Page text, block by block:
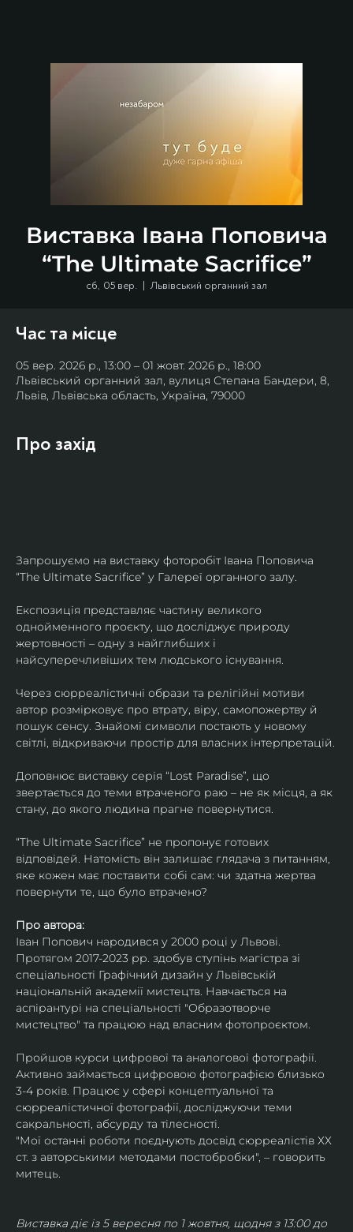
Виставка Івана Поповича
“The Ultimate Sacrifice”
сб, 05 вер.
  |
Львівський органний зал
Час та місце
05 вер. 2026 р., 13:00 – 01 жовт. 2026 р., 18:00
Львівський органний зал, вулиця Степана Бандери, 8,
Львів, Львівська область, Україна, 79000
Про захід
Запрошуємо на виставку фоторобіт Івана Поповича
“The Ultimate Sacrifice” у Галереї органного залу.
Експозиція представляє частину великого
однойменного проєкту, що досліджує природу
жертовності – одну з найглибших і
найсуперечливіших тем людського існування.
Через сюрреалістичні образи та релігійні мотиви
автор розмірковує про втрату, віру, самопожертву й
пошук сенсу. Знайомі символи постають у новому
світлі, відкриваючи простір для власних інтерпретацій.
Доповнює виставку серія “Lost Paradise”, що
звертається до теми втраченого раю – не як місця, а як
стану, до якого людина прагне повернутися.
“The Ultimate Sacrifice” не пропонує готових
відповідей. Натомість він залишає глядача з питанням,
яке кожен має поставити собі сам: чи здатна жертва
повернути те, що було втрачено?
Про автора:
Іван Попович народився у 2000 році у Львові.
Протягом 2017-2023 рр. здобув ступінь магістра зі
спеціальності Графічний дизайн у Львівській
національній академії мистецтв. Навчається на
аспірантурі на спеціальності "Образотворче
мистецтво" та працюю над власним фотопроєктом.
Пройшов курси цифрової та аналогової фотографії.
Активно займається цифровою фотографією близько
3-4 років. Працює у сфері концептуальної та
сюрреалістичної фотографії, досліджуючи теми
сакральності, абсурду та тілесності.
"Мої останні роботи поєднують досвід сюрреалістів ХХ
ст. з авторськими методами постобробки", – говорить
митець.
Виставка діє із 5 вересня по 1 жовтня, щодня з 13:00 до